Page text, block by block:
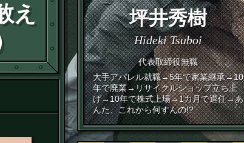
え
坪井秀樹
Hideki Tsuboi
代表取締役無職
大手アパレル就職→5年で家業継承→10
年で廃業→リサイクルショップ立ち上
げ→10年で株式上場→1カ月で退任→あ
んた、これから何すんの!?